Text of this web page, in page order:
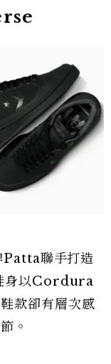
聯手打造
身以Cordura
款卻有層次感
。